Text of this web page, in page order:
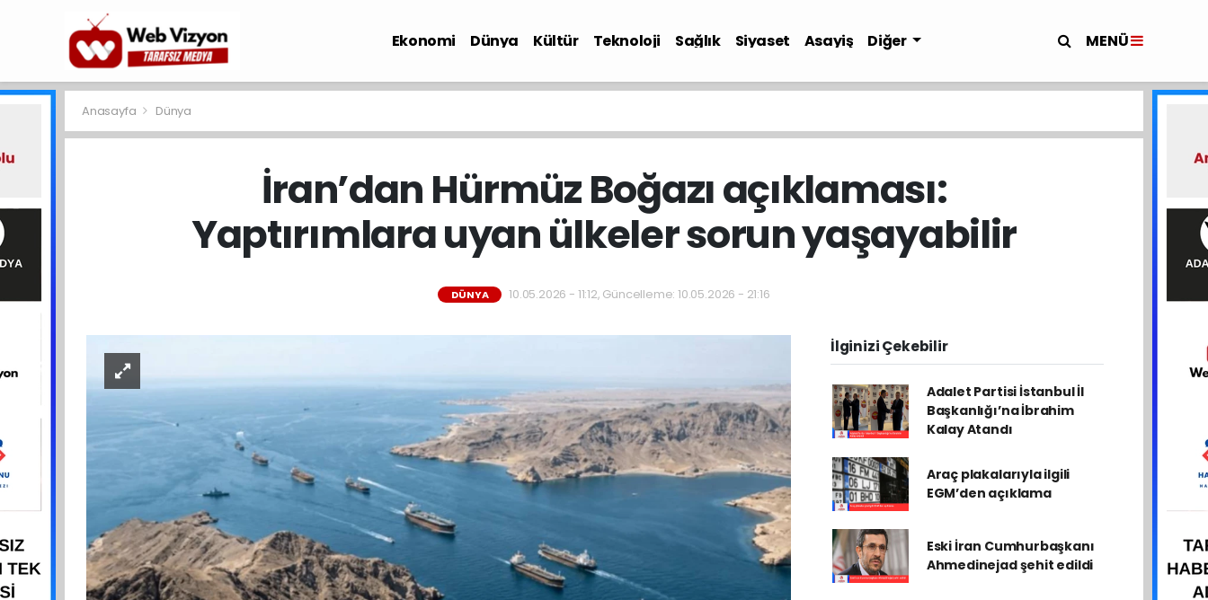
Ekonomi Dünya Kültür Teknoloji Sağlık Siyaset Asayiş Diğer MENÜ
Anasayfa Dünya
İran’dan Hürmüz Boğazı açıklaması:
Yaptırımlara uyan ülkeler sorun yaşayabilir
DÜNYA 10.05.2026 - 11:12, Güncelleme: 10.05.2026 - 21:16
İlginizi Çekebilir
Adalet Partisi İstanbul İl
Başkanlığı’na İbrahim
Kalay Atandı
Araç plakalarıyla ilgili
EGM’den açıklama
Eski İran Cumhurbaşkanı
Ahmedinejad şehit edildi